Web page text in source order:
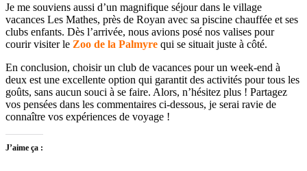
Je me souviens aussi d’un magnifique séjour dans le village
vacances Les Mathes, près de Royan avec sa piscine chauffée et ses
clubs enfants. Dès l’arrivée, nous avions posé nos valises pour
courir visiter le Zoo de la Palmyre qui se situait juste à côté.
En conclusion, choisir un club de vacances pour un week-end à
deux est une excellente option qui garantit des activités pour tous les
goûts, sans aucun souci à se faire. Alors, n’hésitez plus ! Partagez
vos pensées dans les commentaires ci-dessous, je serai ravie de
connaître vos expériences de voyage !
J’aime ça :